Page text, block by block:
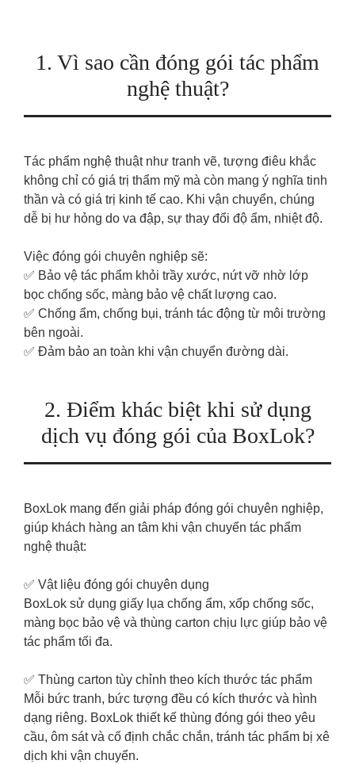
1. Vì sao cần đóng gói tác phẩm
nghệ thuật?
Tác phẩm nghệ thuật như tranh vẽ, tượng điêu khắc
không chỉ có giá trị thẩm mỹ mà còn mang ý nghĩa tinh
thần và có giá trị kinh tế cao. Khi vận chuyển, chúng
dễ bị hư hỏng do va đập, sự thay đổi độ ẩm, nhiệt độ.
Việc đóng gói chuyên nghiệp sẽ:
✅ Bảo vệ tác phẩm khỏi trầy xước, nứt vỡ nhờ lớp
bọc chống sốc, màng bảo vệ chất lượng cao.
✅ Chống ẩm, chống bụi, tránh tác động từ môi trường
bên ngoài.
✅ Đảm bảo an toàn khi vận chuyển đường dài.
2. Điểm khác biệt khi sử dụng
dịch vụ đóng gói của BoxLok?
BoxLok mang đến giải pháp đóng gói chuyên nghiệp,
giúp khách hàng an tâm khi vận chuyển tác phẩm
nghệ thuật:
✅ Vật liệu đóng gói chuyên dụng
BoxLok sử dụng giấy lụa chống ẩm, xốp chống sốc,
màng bọc bảo vệ và thùng carton chịu lực giúp bảo vệ
tác phẩm tối đa.
✅ Thùng carton tùy chỉnh theo kích thước tác phẩm
Mỗi bức tranh, bức tượng đều có kích thước và hình
dạng riêng. BoxLok thiết kế thùng đóng gói theo yêu
cầu, ôm sát và cố định chắc chắn, tránh tác phẩm bị xê
dịch khi vận chuyển.